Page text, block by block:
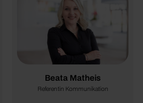
Beata Matheis
Referentin Kommunikation